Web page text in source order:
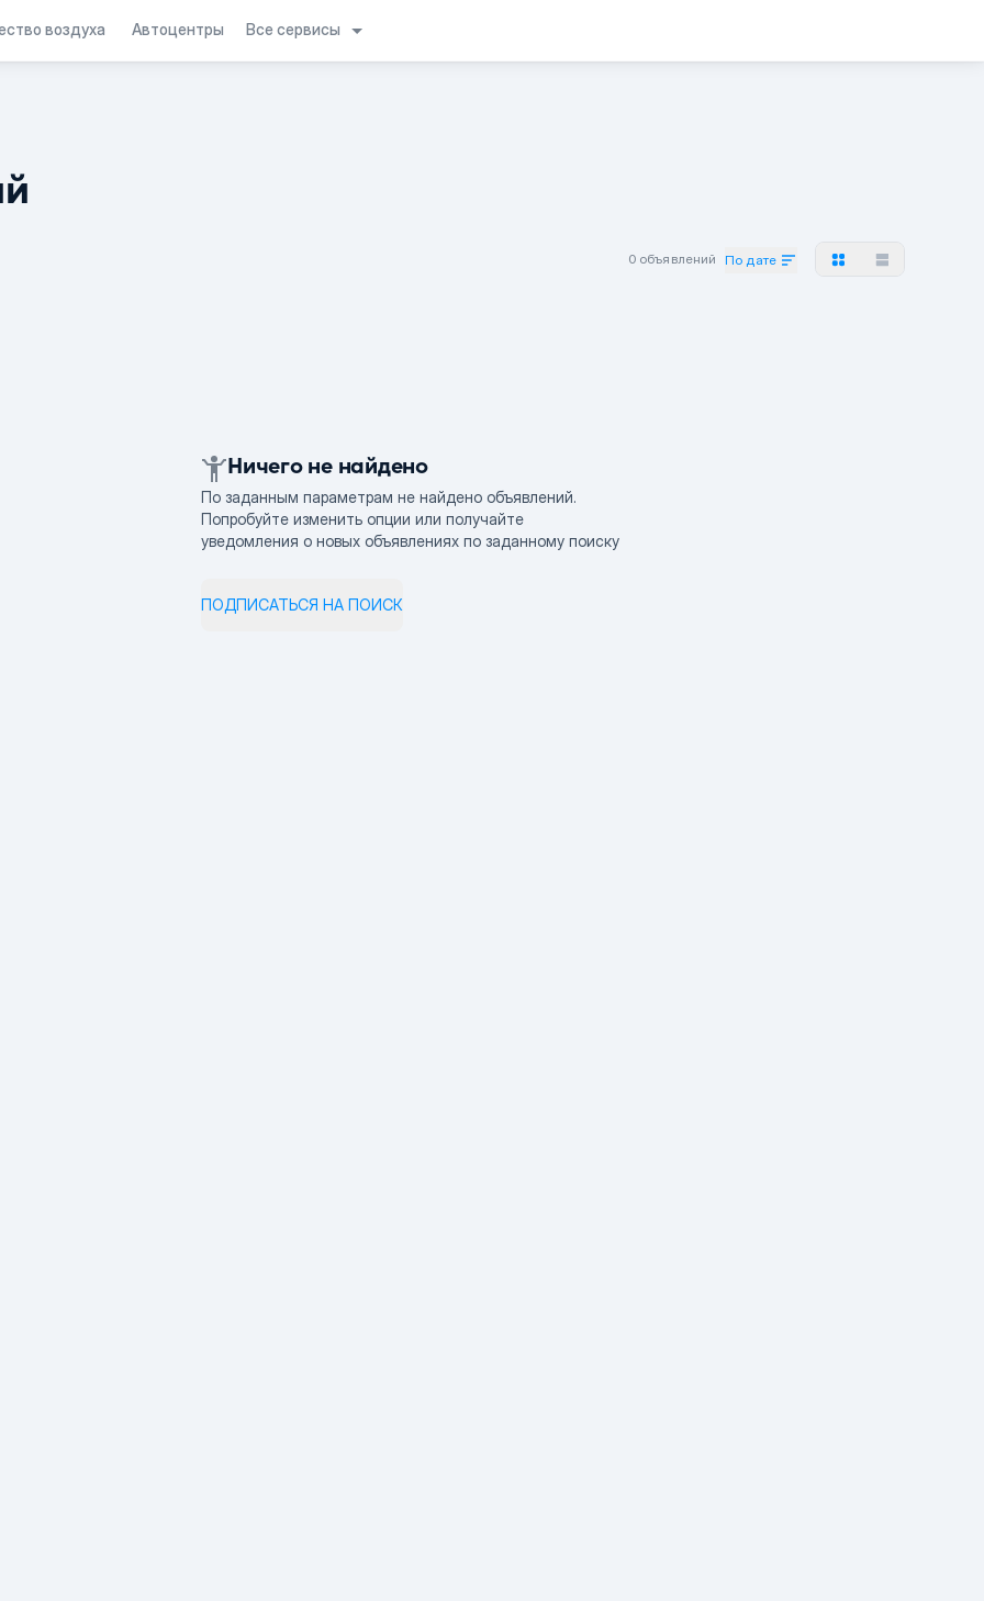
воздуха Автоцентры Все сервисы
0 объявлений По дате
Ничего не найдено
По заданным параметрам не найдено объявлений.
Попробуйте изменить опции или получайте
уведомления о новых объявлениях по заданному поиску
ПОДПИСАТЬСЯ НА ПОИСК